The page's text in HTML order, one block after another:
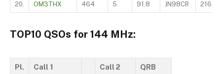
20. OM3THX 464 5 91.8 JN98CR 216
TOP10 QSOs for 144 MHz:
Pl. Call 1 Call 2 QRB